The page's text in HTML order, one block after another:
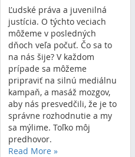
Ľudské práva a juvenilná
justícia. O týchto veciach
môžeme v posledných
dňoch veľa počuť. Čo sa to
na nás šije? V každom
prípade sa môžeme
pripraviť na silnú mediálnu
kampaň, a masáž mozgov,
aby nás presvedčili, že je to
správne rozhodnutie a my
sa mýlime. Toľko môj
predhovor.
Read More »